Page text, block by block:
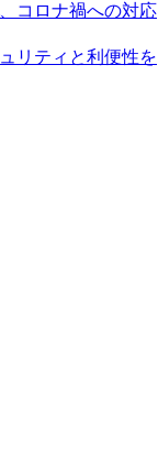
コロナ禍への対応
リティと利便性を